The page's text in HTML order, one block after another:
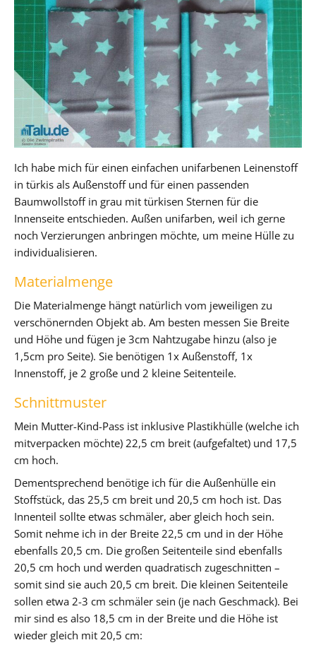
Ich habe mich für einen einfachen unifarbenen Leinenstoff
in türkis als Außenstoff und für einen passenden
Baumwollstoff in grau mit türkisen Sternen für die
Innenseite entschieden. Außen unifarben, weil ich gerne
noch Verzierungen anbringen möchte, um meine Hülle zu
individualisieren.
Materialmenge
Die Materialmenge hängt natürlich vom jeweiligen zu
verschönernden Objekt ab. Am besten messen Sie Breite
und Höhe und fügen je 3cm Nahtzugabe hinzu (also je
1,5cm pro Seite). Sie benötigen 1x Außenstoff, 1x
Innenstoff, je 2 große und 2 kleine Seitenteile.
Schnittmuster
Mein Mutter-Kind-Pass ist inklusive Plastikhülle (welche ich
mitverpacken möchte) 22,5 cm breit (aufgefaltet) und 17,5
cm hoch.
Dementsprechend benötige ich für die Außenhülle ein
Stoffstück, das 25,5 cm breit und 20,5 cm hoch ist. Das
Innenteil sollte etwas schmäler, aber gleich hoch sein.
Somit nehme ich in der Breite 22,5 cm und in der Höhe
ebenfalls 20,5 cm. Die großen Seitenteile sind ebenfalls
20,5 cm hoch und werden quadratisch zugeschnitten –
somit sind sie auch 20,5 cm breit. Die kleinen Seitenteile
sollen etwa 2-3 cm schmäler sein (je nach Geschmack). Bei
mir sind es also 18,5 cm in der Breite und die Höhe ist
wieder gleich mit 20,5 cm: